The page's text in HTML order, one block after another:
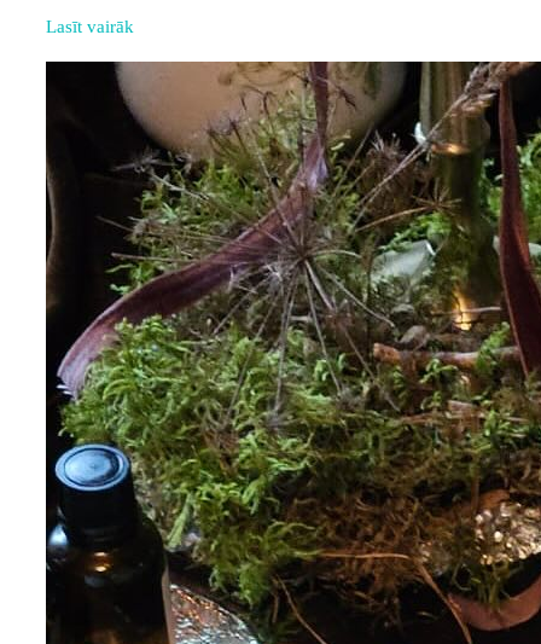
Lasīt vairāk